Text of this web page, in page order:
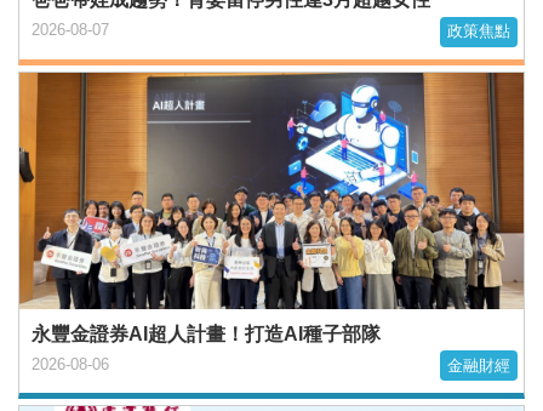
2026-08-07 政策焦點
永豐金證券AI超人計畫！打造AI種子部隊
2026-08-06 金融財經